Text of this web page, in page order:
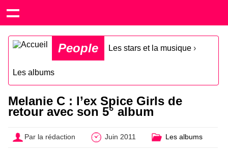
People Les stars et la musique ›
Les albums
Melanie C : l’ex Spice Girls de
retour avec son 5° album
Par la rédaction Juin 2011 Les albums